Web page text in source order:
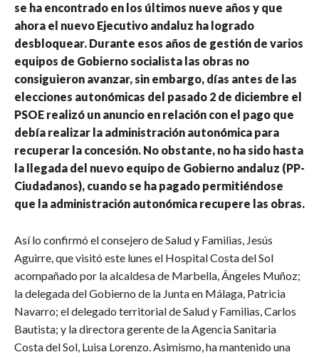
se ha encontrado en los últimos nueve años y que
ahora el nuevo Ejecutivo andaluz ha logrado
desbloquear. Durante esos años de gestión de varios
equipos de Gobierno socialista las obras no
consiguieron avanzar, sin embargo, días antes de las
elecciones autonómicas del pasado 2 de diciembre el
PSOE realizó un anuncio en relación con el pago que
debía realizar la administración autonómica para
recuperar la concesión. No obstante, no ha sido hasta
la llegada del nuevo equipo de Gobierno andaluz (PP-
Ciudadanos), cuando se ha pagado permitiéndose
que la administración autonómica recupere las obras.
Así lo confirmó el consejero de Salud y Familias, Jesús
Aguirre, que visitó este lunes el Hospital Costa del Sol
acompañado por la alcaldesa de Marbella, Ángeles Muñoz;
la delegada del Gobierno de la Junta en Málaga, Patricia
Navarro; el delegado territorial de Salud y Familias, Carlos
Bautista; y la directora gerente de la Agencia Sanitaria
Costa del Sol, Luisa Lorenzo. Asimismo, ha mantenido una